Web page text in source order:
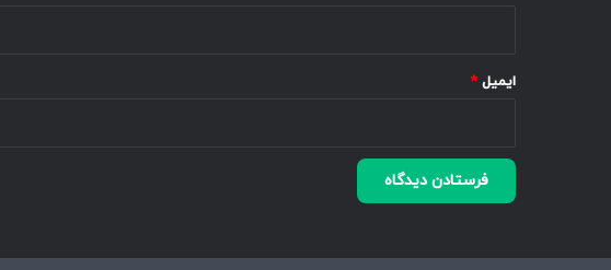
ایمیل *